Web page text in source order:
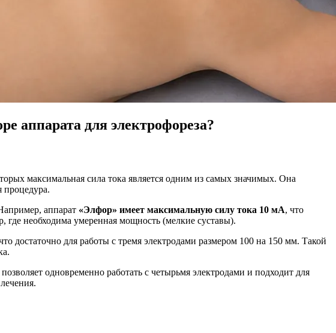
аппарата для электрофореза?
максимальная сила тока является одним из самых значимых. Она
процедура.
аппарат «Элфор» имеет максимальную силу тока 10 мА, что
где необходима умеренная мощность (мелкие суставы).
достаточно для работы с тремя электродами размером 100 на 150 мм. Такой
одновременно работать с четырьмя электродами и подходит для